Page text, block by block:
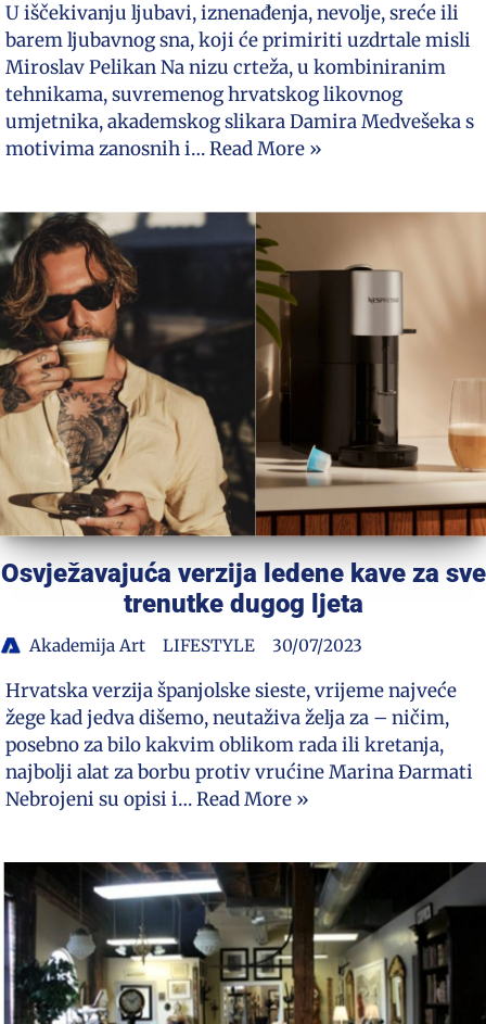
U iščekivanju ljubavi, iznenađenja, nevolje, sreće ili
barem ljubavnog sna, koji će primiriti uzdrtale misli
Miroslav Pelikan Na nizu crteža, u kombiniranim
tehnikama, suvremenog hrvatskog likovnog
umjetnika, akademskog slikara Damira Medvešeka s
motivima zanosnih i…Read More »
Osvježavajuća verzija ledene kave za sve
trenutke dugog ljeta
Akademija Art LIFESTYLE 30/07/2023
Hrvatska verzija španjolske sieste, vrijeme najveće
žege kad jedva dišemo, neutaživa želja za – ničim,
posebno za bilo kakvim oblikom rada ili kretanja,
najbolji alat za borbu protiv vrućine Marina Đarmati
Nebrojeni su opisi i…Read More »